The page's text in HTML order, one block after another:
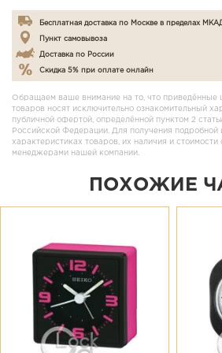
Бесплатная доставка по Москве в пределах
Пункт самовывоза
Доставка по России
Скидка 5% при оплате онлайн
Обращаем ваше внимание на то, что приведённые
товаров носят исключительно ознакомительный
публичной офертой, определённой пунктом 2
Российской Федерации. Для получения
характеристиках товаров, их наличия и стоимости
менеджерами нашей компании.
ПОХОЖИЕ